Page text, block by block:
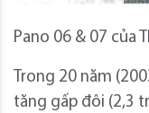
Pano 06 & 07 của
Trong 20 năm
tăng gấp đôi (2,3